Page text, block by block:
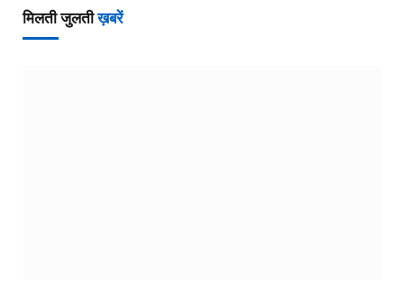
मिलती जुलतीख़बरें